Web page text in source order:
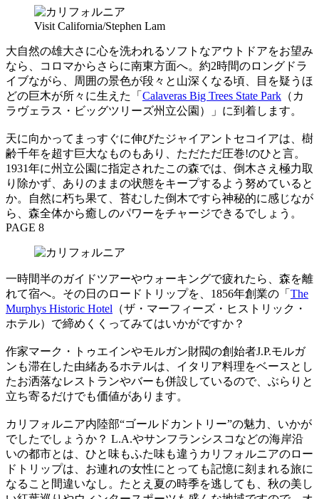
Visit California/Stephen Lam
大自然の雄大さに心を洗われるソフトなアウトドアをお望み
なら、コロマからさらに南東方面へ。約2時間のロングドラ
イブながら、周囲の景色が段々と山深くなる頃、目を疑うほ
どの巨木が所々に生えた「 Calaveras Big Trees State Park （カ
ラヴェラス・ビッグツリーズ州立公園）」に到着します。
天に向かってまっすぐに伸びたジャイアントセコイアは、樹
齢千年を超す巨大なものもあり、ただただ圧巻!のひと言。
1931年に州立公園に指定されたこの森では、倒木さえ極力取
り除かず、ありのままの状態をキープするよう努めていると
か。自然に朽ち果て、苔むした倒木ですら神秘的に感じなが
ら、森全体から癒しのパワーをチャージできるでしょう。
PAGE 8
一時間半のガイドツアーやウォーキングで疲れたら、森を離
れて宿へ。その日のロードトリップを、1856年創業の「 The
Murphys Historic Hotel （ザ・マーフィーズ・ヒストリック・
ホテル）で締めくくってみてはいかがですか？
作家マーク・トゥエインやモルガン財閥の創始者J.P.モルガ
ンも滞在した由緒あるホテルは、イタリア料理をベースとし
たお洒落なレストランやバーも併設しているので、ぶらりと
立ち寄るだけでも価値があります。
カリフォルニア内陸部“ゴールドカントリー”の魅力、いかが
でしたでしょうか？ L.A.やサンフランシスコなどの海岸沿
いの都市とは、ひと味もふた味も違うカリフォルニアのロー
ドトリップは、お連れの女性にとっても記憶に刻まれる旅に
なること間違いなし。たとえ夏の時季を逃しても、秋の美し